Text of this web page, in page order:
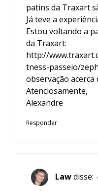
patins da Traxart
Já teve a
Estou voltando a
da Traxart:
http://
tness-passeio/
observação acerca
Atenciosamente,
Alexandre
Responder
Law disse: